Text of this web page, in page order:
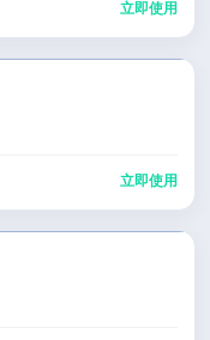
立即使用
立即使用